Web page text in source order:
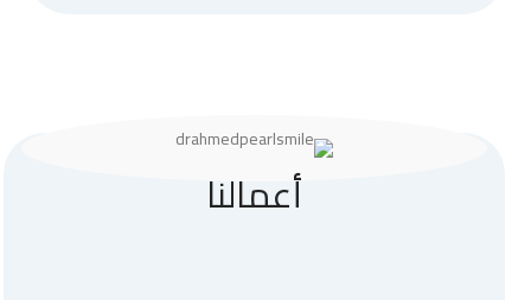
أعمالنا